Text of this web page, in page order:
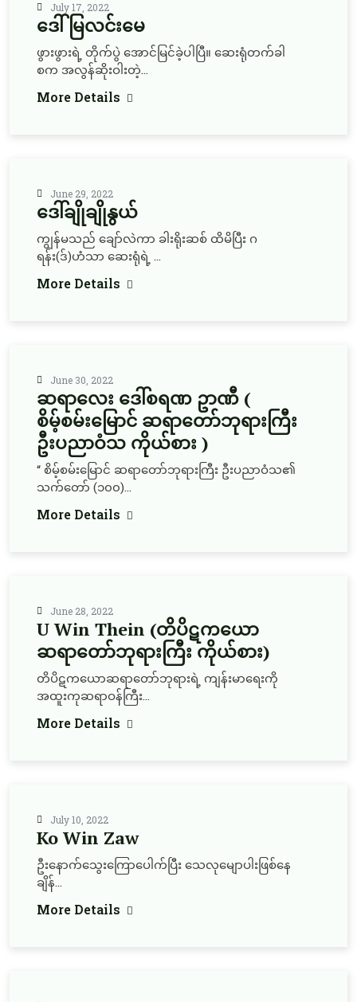
July 17, 2022
ဒေါ်မြလင်းမေ
ဖွားဖွားရဲ့ တိုက်ပွဲ အောင်မြင်ခဲ့ပါပြီ။ ဆေးရုံတက်ခါ
စက အလွန်ဆိုးဝါးတဲ့...
More Details
June 29, 2022
ဒေါ်ချိုချိုနွယ်
ကျွန်မသည် ချော်လဲကာ ခါးရိုးဆစ် ထိမိပြီး ဂ
ရန်း(ဒ်)ဟံသာ ဆေးရုံရဲ့ ...
More Details
June 30, 2022
ဆရာလေး ဒေါ်စရဏ ဥာဏီ (
စိမ့်စမ်းမြောင် ဆရာတော်ဘုရားကြီး
ဦးပညာဝံသ ကိုယ်စား )
“ စိမ့်စမ်းမြောင် ဆရာတော်ဘုရားကြီး ဦးပညာဝံသ၏
သက်တော် (၁၀၀)...
More Details
June 28, 2022
U Win Thein (တိပိဋကယော
ဆရာတော်ဘုရားကြီး ကိုယ်စား)
တိပိဋကယောဆရာတော်ဘုရားရဲ့ ကျန်းမာရေးကို
အထူးကုဆရာဝန်ကြီး...
More Details
July 10, 2022
Ko Win Zaw
ဦးနောက်သွေးကြောပေါက်ပြီး သေလုမျောပါးဖြစ်နေ
ချိန်...
More Details